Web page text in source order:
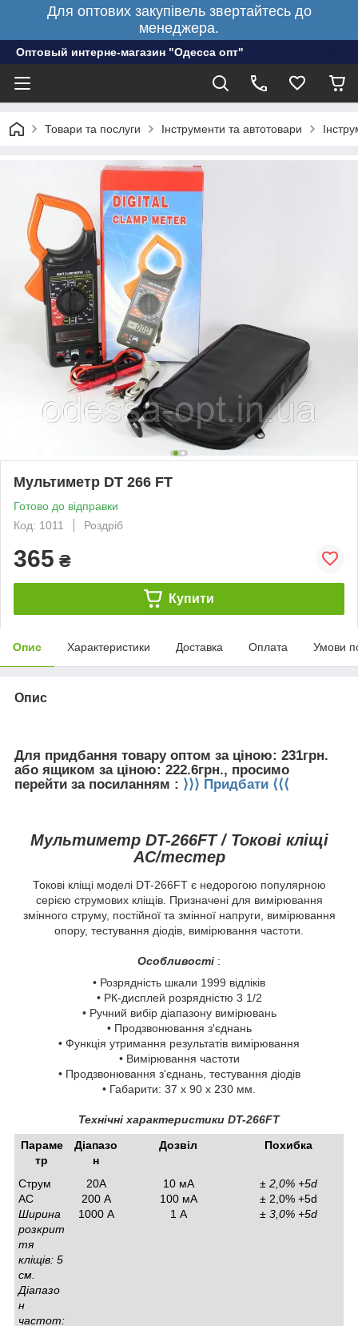
Для оптових закупівель звертайтесь до
менеджера.
Оптовый интерне-магазин "Одесса опт"
Товари та послуги Інструменти та автотовари
Мультиметр DT 266 FT
Готово до відправки
Код: 1011
Роздріб
365 ₴
Купити
Опис Характеристики Доставка Оплата Умови
Опис
Для придбання товару оптом за ціною: 231грн.
або ящиком за ціною: 222.6грн., просимо
перейти за посиланням : ⟩⟩⟩ Придбати ⟨⟨⟨
Мультиметр DT-266FT / Токові кліщі
AC/тестер
Токові кліщі моделі DT-266FT є недорогою популярною
серією струмових кліщів. Призначені для вимірювання
змінного струму, постійної та змінної напруги, вимірювання
опору, тестування діодів, вимірювання частоти.
Особливості :
• Розрядність шкали 1999 відліків
• РК-дисплей розрядністю 3 1/2
• Ручний вибір діапазону вимірювань
• Продзвонювання з'єднань
• Функція утримання результатів вимірювання
• Вимірювання частоти
• Продзвонювання з'єднань, тестування діодів
• Габарити: 37 х 90 х 230 мм.
Технічні характеристики DT-266FТ
Параме
тр
Діапазо
н
Дозвіл Похибка
Струм
АC
Ширина
розкрит
тя
кліщів: 5
см.
Діапазо
н
частот:
20А
200 А
1000 А
10 мА
100 мА
1 А
± 2,0% +5d
± 2,0% +5d
± 3,0% +5d